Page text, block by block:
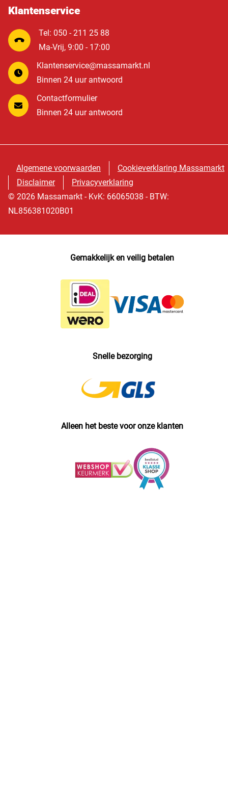
Klantenservice
Tel: 050 - 211 25 88
Ma-Vrij, 9:00 - 17:00
Klantenservice@massamarkt.nl
Binnen 24 uur antwoord
Contactformulier
Binnen 24 uur antwoord
Algemene voorwaarden
Cookieverklaring Massamarkt
Disclaimer
Privacyverklaring
© 2026 Massamarkt - KvK: 66065038 - BTW:
NL856381020B01
Gemakkelijk en veilig betalen
Snelle bezorging
Alleen het beste voor onze klanten